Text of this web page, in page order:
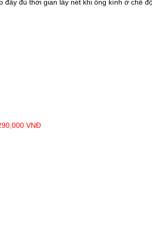
đầy đủ thời gian lấy nét khi ống kính ở chế
VNĐ